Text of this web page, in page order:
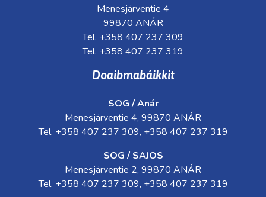
Menesjärventie 4
99870 ANÁR
Tel. +358 407 237 309
Tel. +358 407 237 319
Doaibmabáikkit
SOG / Anár
Menesjärventie 4, 99870 ANÁR
Tel. +358 407 237 309, +358 407 237 319
SOG / SAJOS
Menesjärventie 2, 99870 ANÁR
Tel. +358 407 237 309, +358 407 237 319